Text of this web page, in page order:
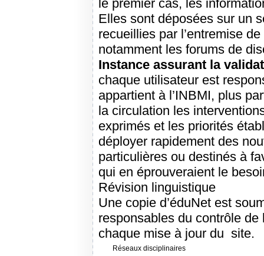
le premier cas, les
Elles sont déposées sur un
recueillies par l’entremise
notamment les forums de
Instance assurant la
chaque utilisateur est
appartient à l’INBMI, plus
la circulation les
exprimés et les priorités
déployer rapidement des
particulières ou destinés à
qui en éprouveraient le
Révision linguistique
Une copie d’éduNet est
responsables du contrôle
chaque mise à jour du site.
Réseaux disciplinaires